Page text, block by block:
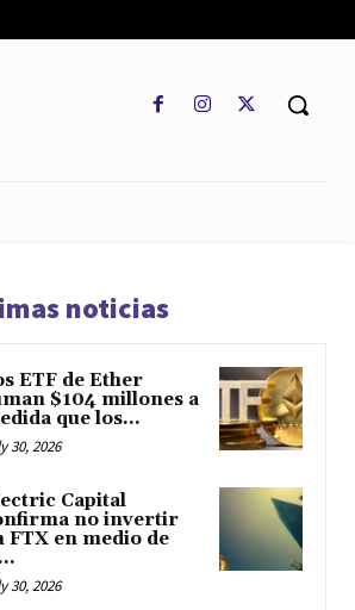
noticias
ETF de Ether
$104 millones a
que los...
30, 2026
Capital
no invertir
FTX en medio de
30, 2026